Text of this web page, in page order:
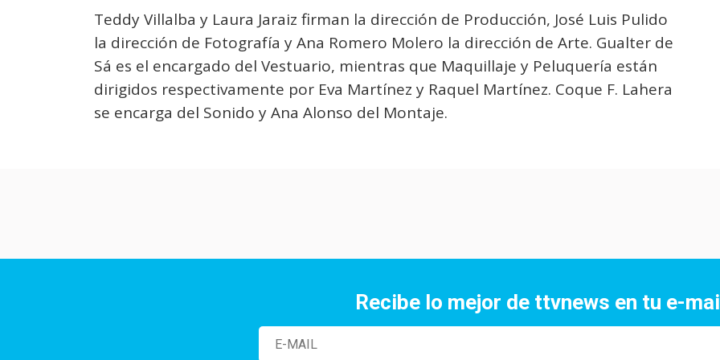
Teddy Villalba y Laura Jaraiz firman la dirección de Producción, José Luis Pulido
la dirección de Fotografía y Ana Romero Molero la dirección de Arte. Gualter de
Sá es el encargado del Vestuario, mientras que Maquillaje y Peluquería están
dirigidos respectivamente por Eva Martínez y Raquel Martínez. Coque F. Lahera
se encarga del Sonido y Ana Alonso del Montaje.
Recibe lo mejor de ttvnews en tu e-